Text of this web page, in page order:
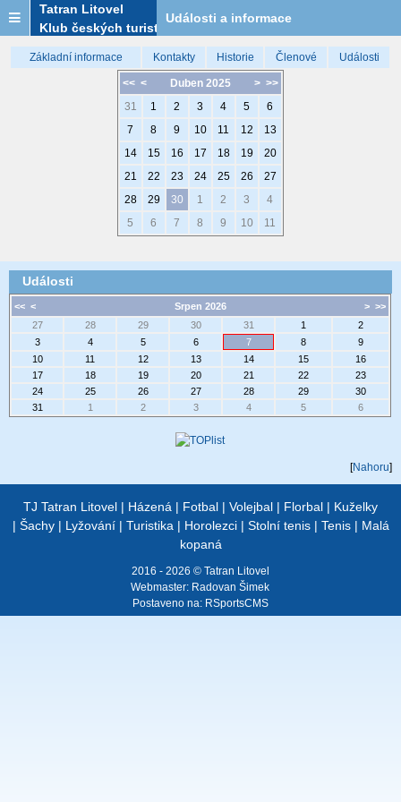
Tatran Litovel
Klub českých turistů
Události a informace
Základní informace Kontakty Historie Členové Události
<< < > >>
Duben 2025
31
1 2 3 4 5
6
7
8 9 10 11 12
13
14
15 16 17 18 19
20
21
22 23 24 25 26
27
28
29 30 1 2 3
4
5
6 7 8 9 10 11
Události
<< < > >>
Srpen 2026
27
28 29 30 31 1
2
3
4 5 6 7 8
9
10
11 12 13 14 15
16
17
18 19 20 21 22
23
24
25 26 27 28 29
30
31
1 2 3 4 5 6
[Nahoru]
TJ Tatran Litovel | Házená | Fotbal | Volejbal | Florbal | Kuželky
| Šachy| Lyžování| Turistika | Horolezci| Stolní tenis| Tenis| Malá
kopaná
2016 - 2026 © Tatran Litovel
Webmaster: Radovan Šimek
Postaveno na: RSportsCMS